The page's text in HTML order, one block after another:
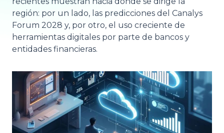
región: por un lado, las predicciones del Canalys
Forum 2028 y, por otro, el uso creciente de
herramientas digitales por parte de bancos y
entidades financieras.